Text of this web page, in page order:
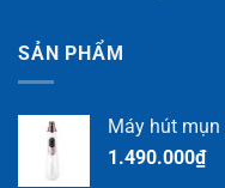
SẢN PHẨM
Máy hút mụn
1.490.000₫